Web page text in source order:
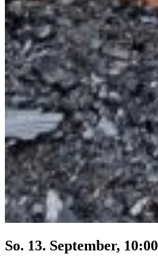
So. 13. September, 10:00